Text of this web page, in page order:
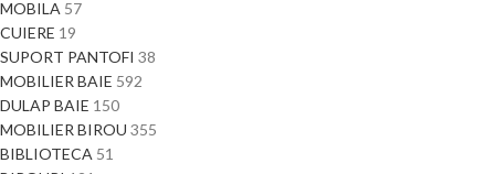
MOBILA 57
CUIERE 19
SUPORT PANTOFI 38
MOBILIER BAIE 592
DULAP BAIE 150
MOBILIER BIROU 355
BIBLIOTECA 51